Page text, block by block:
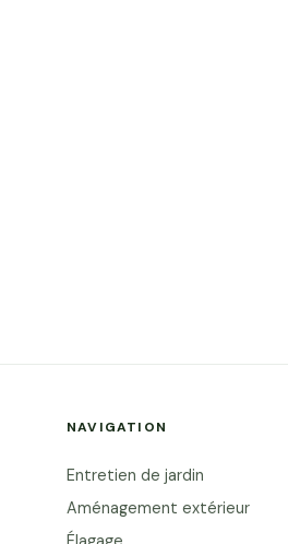
NAVIGATION
Entretien de jardin
Aménagement extérieur